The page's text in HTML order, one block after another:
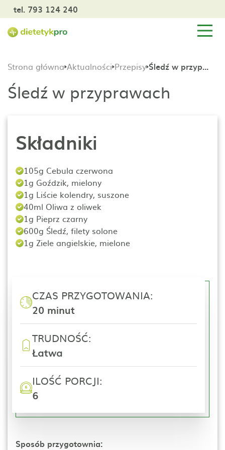
tel. 793 124 240
Strona główna Aktualności Przepisy Śledź w przyprawach
Śledź w przyprawach
Składniki
105g Cebula czerwona
1g Goździk, mielony
1g Liście kolendry, suszone
40ml Oliwa z oliwek
1g Pieprz czarny
600g Śledź, filety solone
1g Ziele angielskie, mielone
CZAS PRZYGOTOWANIA:
20 minut
TRUDNOŚĆ:
Łatwa
ILOŚĆ PORCJI:
6
Sposób przygotownia: